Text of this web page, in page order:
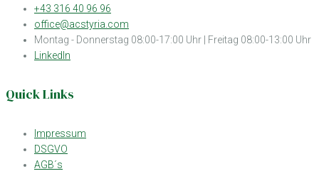
+43 316 40 96 96
office@acstyria.com
Montag - Donnerstag 08:00-17:00 Uhr | Freitag 08:00-13:00 Uhr
LinkedIn
Quick Links
Impressum
DSGVO
AGB´s